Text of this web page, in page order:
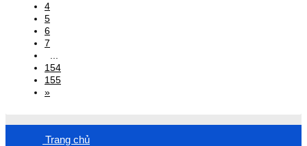
4
5
6
7
154
155
»
Trang chủ